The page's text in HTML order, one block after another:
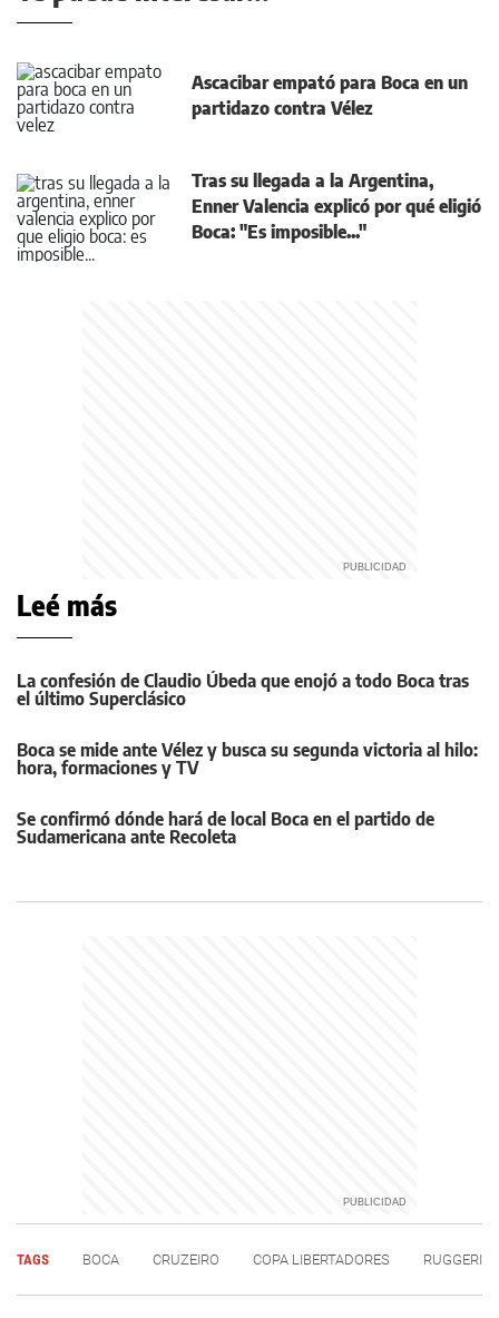
Ascacibar empató para Boca en un
partidazo contra Vélez
Tras su llegada a la Argentina,
Enner Valencia explicó por qué eligió
Boca: "Es imposible..."
Leé más
La confesión de Claudio Úbeda que enojó a todo Boca tras
el último Superclásico
Boca se mide ante Vélez y busca su segunda victoria al hilo:
hora, formaciones y TV
Se confirmó dónde hará de local Boca en el partido de
Sudamericana ante Recoleta
TAGS BOCA CRUZEIRO COPA LIBERTADORES RUGGERI